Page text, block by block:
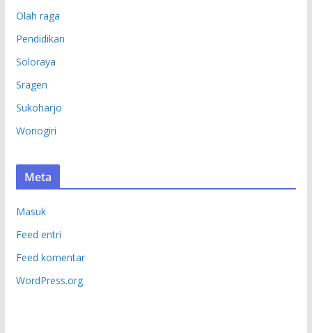
Olah raga
Pendidikan
Soloraya
Sragen
Sukoharjo
Wonogiri
Meta
Masuk
Feed entri
Feed komentar
WordPress.org